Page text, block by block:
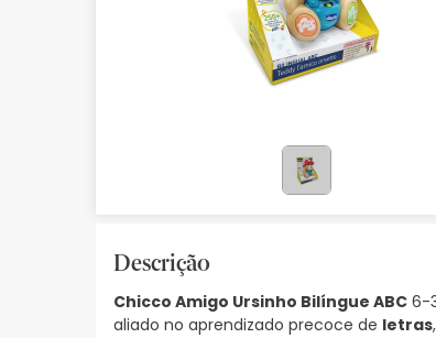
PromoçõesDescrição
Chicco Amigo Ursinho Bilíngue ABC 6-
aliado no aprendizado precoce de letras,